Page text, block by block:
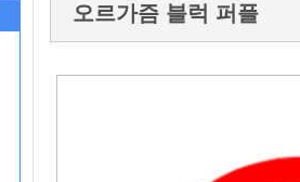
오르가즘 블럭 퍼플